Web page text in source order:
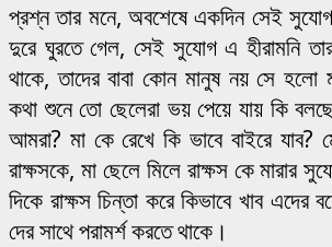
প্রশ্ন তার মনে, অবশেষে একদিন সেই
দুরে ঘুরতে গেল, সেই সুযোগ এ হীরামনি
থাকে, তাদের বাবা কোন মানুষ নয় সে হলো
কথা শুনে তো ছেলেরা ভয় পেয়ে যায় কি
আমরা? মা কে রেখে কি ভাবে বাইরে যাব?
রাক্ষসকে, মা ছেলে মিলে রাক্ষস কে মারার
দিকে রাক্ষস চিন্তা করে কিভাবে খাব এদের
দের সাথে পরামর্শ করতে থাকে।